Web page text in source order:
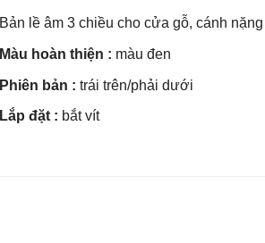
Bản lề âm 3 chiều cho cửa gỗ, cánh
Màu hoàn thiện : màu đen
Phiên bản : trái trên/phải dưới
Lắp đặt : bắt vít